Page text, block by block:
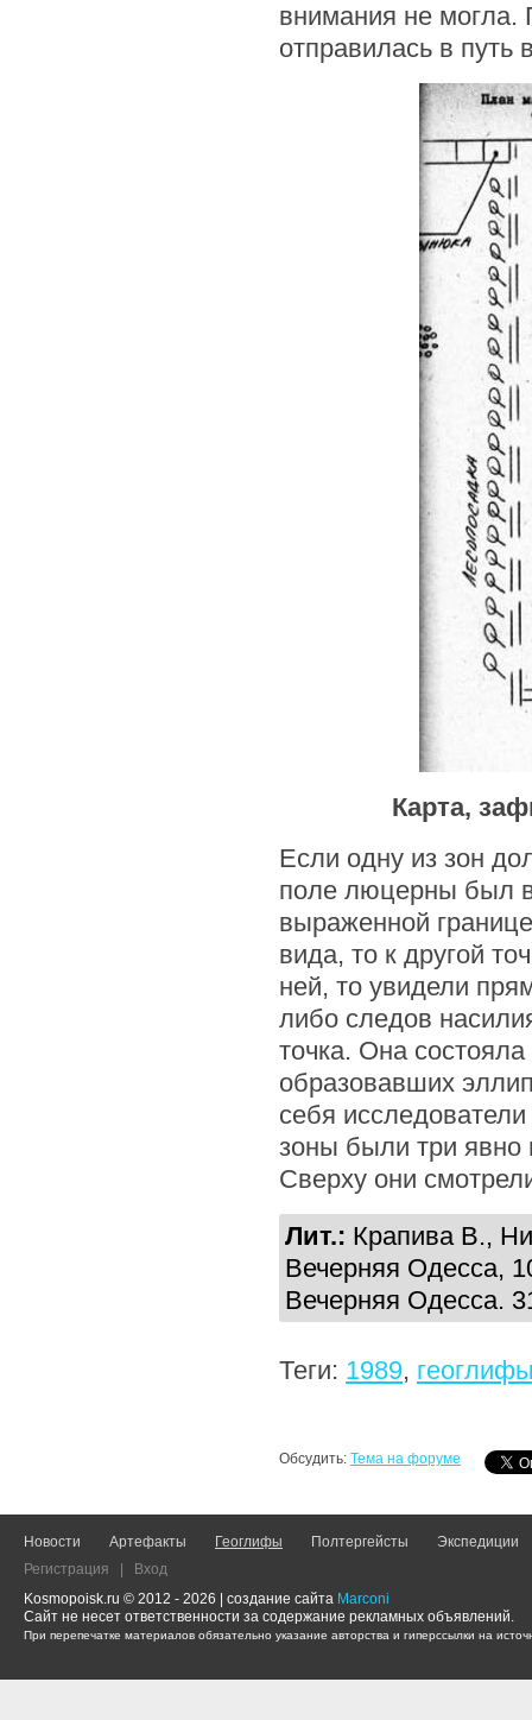
внимания не могла.
отправилась в путь
Карта,
Если одну из зон
поле люцерны был
выраженной
вида, то к другой
ней, то увидели
либо следов
точка. Она
образовавших
себя
зоны были три явно
Сверху они
Лит.: Крапива В.,
Вечерняя Одесса,
Вечерняя Одесса.
Теги: 1989,
Обсудить: Тема на форуме
Новости Артефакты Геоглифы Полтергейсты
Экспедиции
Регистрация
Вход
Kosmopoisk.ru © 2012 - 2026 | создание сайта Marconi
Сайт не несет ответственности за содержание рекламных объявлений.
При перепечатке материалов обязательно указание авторства и гиперссылки на